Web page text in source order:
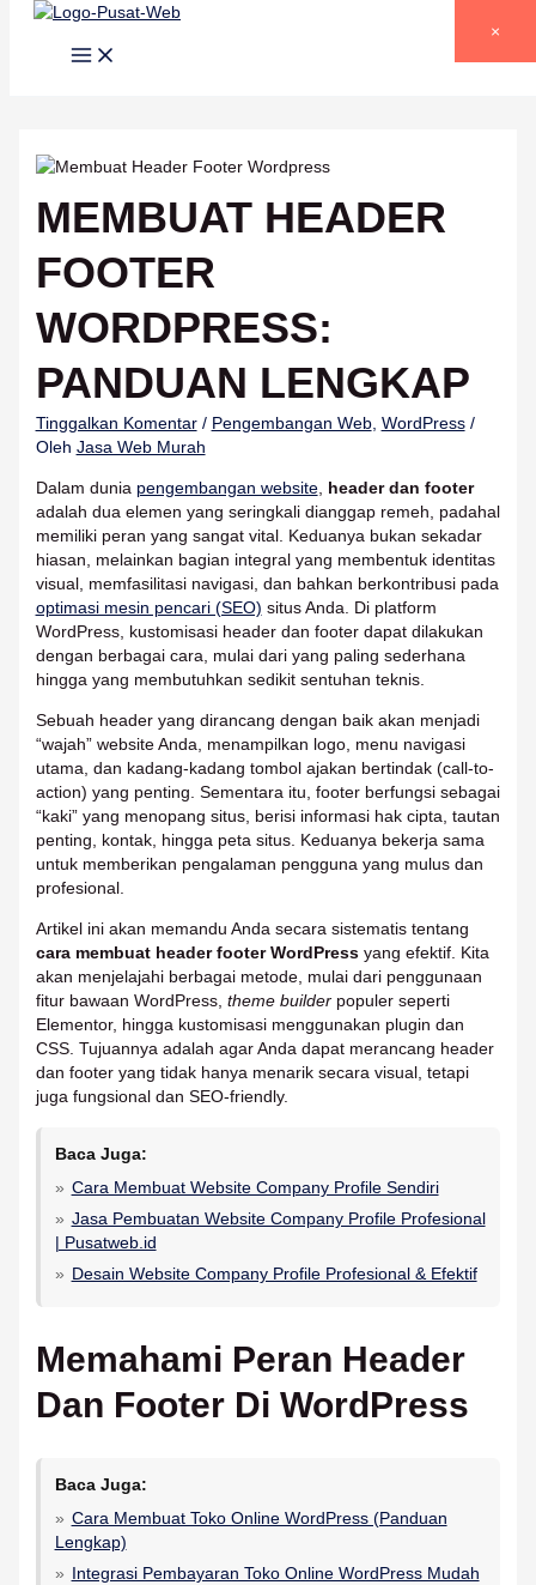
Lewati ke konten
MEMBUAT HEADER
FOOTER
WORDPRESS:
PANDUAN LENGKAP
Tinggalkan Komentar / Pengembangan Web, WordPress/
Oleh Jasa Web Murah
Dalam dunia pengembangan website, header dan footer
adalah dua elemen yang seringkali dianggap remeh, padahal
memiliki peran yang sangat vital. Keduanya bukan sekadar
hiasan, melainkan bagian integral yang membentuk identitas
visual, memfasilitasi navigasi, dan bahkan berkontribusi pada
optimasi mesin pencari (SEO) situs Anda. Di platform
WordPress, kustomisasi header dan footer dapat dilakukan
dengan berbagai cara, mulai dari yang paling sederhana
hingga yang membutuhkan sedikit sentuhan teknis.
Sebuah header yang dirancang dengan baik akan menjadi
“wajah” website Anda, menampilkan logo, menu navigasi
utama, dan kadang-kadang tombol ajakan bertindak (call-to-
action) yang penting. Sementara itu, footer berfungsi sebagai
“kaki” yang menopang situs, berisi informasi hak cipta, tautan
penting, kontak, hingga peta situs. Keduanya bekerja sama
untuk memberikan pengalaman pengguna yang mulus dan
profesional.
Artikel ini akan memandu Anda secara sistematis tentang
cara membuat header footer WordPressyang efektif. Kita
akan menjelajahi berbagai metode, mulai dari penggunaan
fitur bawaan WordPress, theme builderpopuler seperti
Elementor, hingga kustomisasi menggunakan plugin dan
CSS. Tujuannya adalah agar Anda dapat merancang header
dan footer yang tidak hanya menarik secara visual, tetapi
juga fungsional dan SEO-friendly.
Baca Juga:
Cara Membuat Website Company Profile Sendiri
Jasa Pembuatan Website Company Profile Profesional
| Pusatweb.id
Desain Website Company Profile Profesional & Efektif
Memahami Peran Header
Dan Footer Di WordPress
Baca Juga:
Cara Membuat Toko Online WordPress (Panduan
Lengkap)
Integrasi Pembayaran Toko Online WordPress Mudah
×